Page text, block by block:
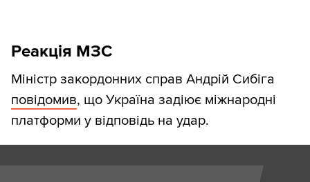
Реакція МЗС
Міністр закордонних справ Андрій Сибіга
повідомив, що Україна задіює міжнародні
платформи у відповідь на удар.